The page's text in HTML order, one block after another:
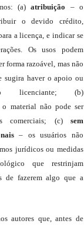
(a)atribuição – o
o devido crédito,
a licença, e indicar se
Os usos podem
forma razoável, mas não
sugira haver o apoio ou
licenciante; (b)
material não pode ser
comerciais; (c) sem
– os usuários não
jurídicos ou medidas
que restrinjam
de fazerem algo que a
autores que, antes de